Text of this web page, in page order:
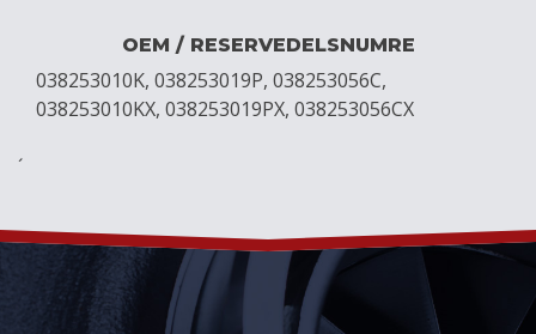
OEM / RESERVEDELSNUMRE
038253010K, 038253019P, 038253056C,
038253010KX, 038253019PX, 038253056CX
´